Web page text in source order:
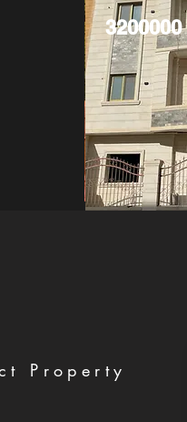
3200000
Property